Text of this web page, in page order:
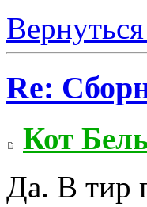
Re:
Кот
Да. В тир